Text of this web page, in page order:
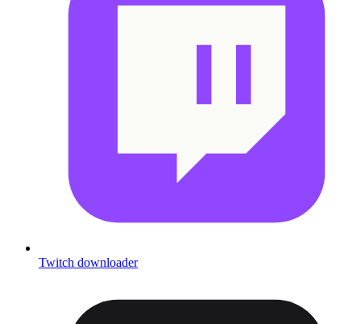
Twitch downloader